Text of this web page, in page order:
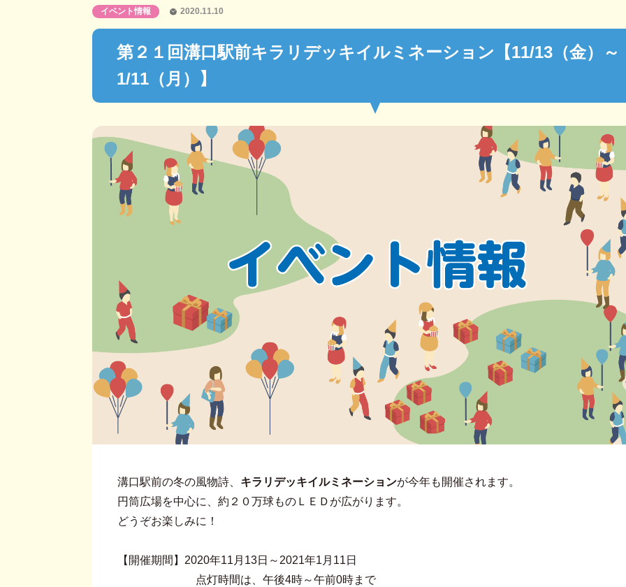
第２１回溝口駅前キラリデッキイルミネーション【11/13（金）～
1/11（月）】
イベント情報 2020.11.10
溝口駅前の冬の風物詩、 キラリデッキイルミネーションが今年も開催されます。
円筒広場を中心に、約２０万球ものＬＥＤが広がります。
どうぞお楽しみに！
【開催期間】2020年11月13日～2021年1月11日
点灯時間は、午後4時～午前0時まで